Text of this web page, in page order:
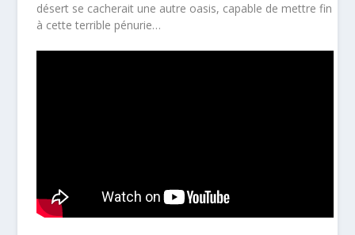
désert se cacherait une autre oasis, capable de mettre fin
à cette terrible pénurie…